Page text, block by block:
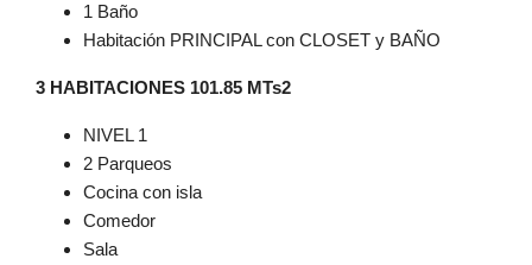
1 Baño
Habitación PRINCIPAL con CLOSET y BAÑO
3 HABITACIONES 101.85 MTs2
NIVEL 1
2 Parqueos
Cocina con isla
Comedor
Sala